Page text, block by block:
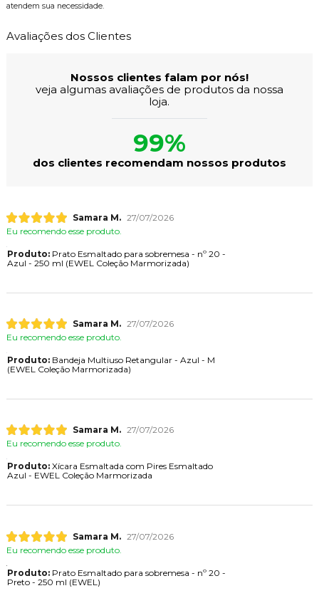
atendem sua necessidade.
Avaliações dos Clientes
Nossos clientes falam por nós!
veja algumas avaliações de produtos da nossa
loja.
99%
dos clientes recomendam nossos produtos
Samara M. 27/07/2026
Eu recomendo esse produto.
Produto:Prato Esmaltado para sobremesa - nº 20 -
Azul - 250 ml (EWEL Coleção Marmorizada)
Samara M. 27/07/2026
Eu recomendo esse produto.
Produto:Bandeja Multiuso Retangular - Azul - M
(EWEL Coleção Marmorizada)
Samara M. 27/07/2026
Eu recomendo esse produto.
Produto:Xícara Esmaltada com Pires Esmaltado
Azul - EWEL Coleção Marmorizada
Samara M. 27/07/2026
Eu recomendo esse produto.
Produto:Prato Esmaltado para sobremesa - nº 20 -
Preto - 250 ml (EWEL)